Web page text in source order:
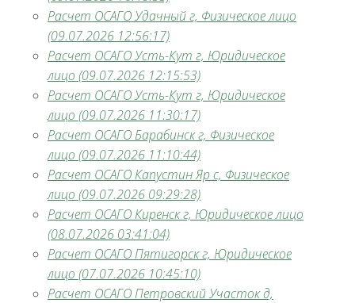
Расчет ОСАГО Удачный г, Физическое лицо
(09.07.2026 12:56:17)
Расчет ОСАГО Усть-Кут г, Юридическое
лицо (09.07.2026 12:15:53)
Расчет ОСАГО Усть-Кут г, Юридическое
лицо (09.07.2026 11:30:17)
Расчет ОСАГО Барабинск г, Физическое
лицо (09.07.2026 11:10:44)
Расчет ОСАГО Капустин Яр с, Физическое
лицо (09.07.2026 09:29:28)
Расчет ОСАГО Киренск г, Юридическое лицо
(08.07.2026 03:41:04)
Расчет ОСАГО Пятигорск г, Юридическое
лицо (07.07.2026 10:45:10)
Расчет ОСАГО Петровский Участок д,